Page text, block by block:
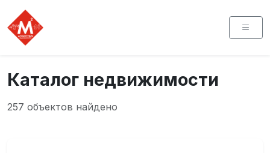
Каталог недвижимости
257 объектов найдено